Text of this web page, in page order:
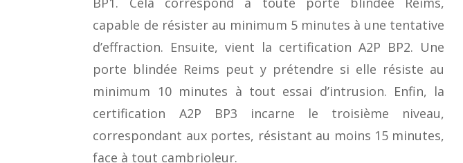
capable de résister au minimum 5 minutes à une tentative
d’effraction. Ensuite, vient la certification A2P BP2. Une
porte blindée Reims peut y prétendre si elle résiste au
minimum 10 minutes à tout essai d’intrusion. Enfin, la
certification A2P BP3 incarne le troisième niveau,
correspondant aux portes, résistant au moins 15 minutes,
face à tout cambrioleur.